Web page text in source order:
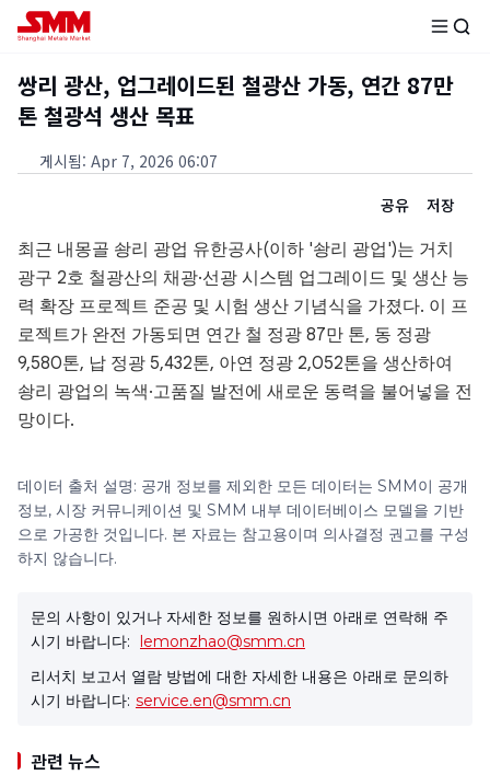
쌍리 광산, 업그레이드된 철광산 가동, 연간 87만
톤 철광석 생산 목표
게시됨: Apr 7, 2026 06:07
공유
저장
최근 내몽골 솽리 광업 유한공사(이하 '솽리 광업')는 거치
광구 2호 철광산의 채광·선광 시스템 업그레이드 및 생산 능
력 확장 프로젝트 준공 및 시험 생산 기념식을 가졌다. 이 프
로젝트가 완전 가동되면 연간 철 정광 87만 톤, 동 정광
9,580톤, 납 정광 5,432톤, 아연 정광 2,052톤을 생산하여
솽리 광업의 녹색·고품질 발전에 새로운 동력을 불어넣을 전
망이다.
데이터 출처 설명: 공개 정보를 제외한 모든 데이터는 SMM이 공개
정보, 시장 커뮤니케이션 및 SMM 내부 데이터베이스 모델을 기반
으로 가공한 것입니다. 본 자료는 참고용이며 의사결정 권고를 구성
하지 않습니다.
문의 사항이 있거나 자세한 정보를 원하시면 아래로 연락해 주
시기 바랍니다: lemonzhao@smm.cn
리서치 보고서 열람 방법에 대한 자세한 내용은 아래로 문의하
시기 바랍니다: service.en@smm.cn
관련 뉴스